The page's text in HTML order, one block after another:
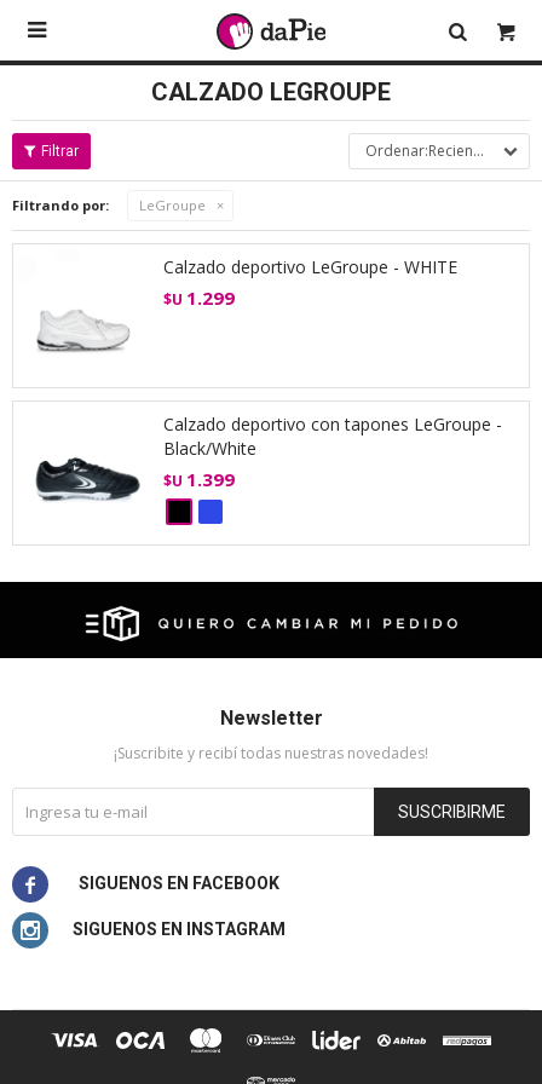

CALZADO LEGROUPE
Recientes
Filtrando por: LeGroupe
Calzado deportivo LeGroupe - WHITE
$U 1.299
Calzado deportivo con tapones LeGroupe -
Black/White
$U 1.399
Newsletter
¡Suscribite y recibí todas nuestras novedades!
SUSCRIBIRME

